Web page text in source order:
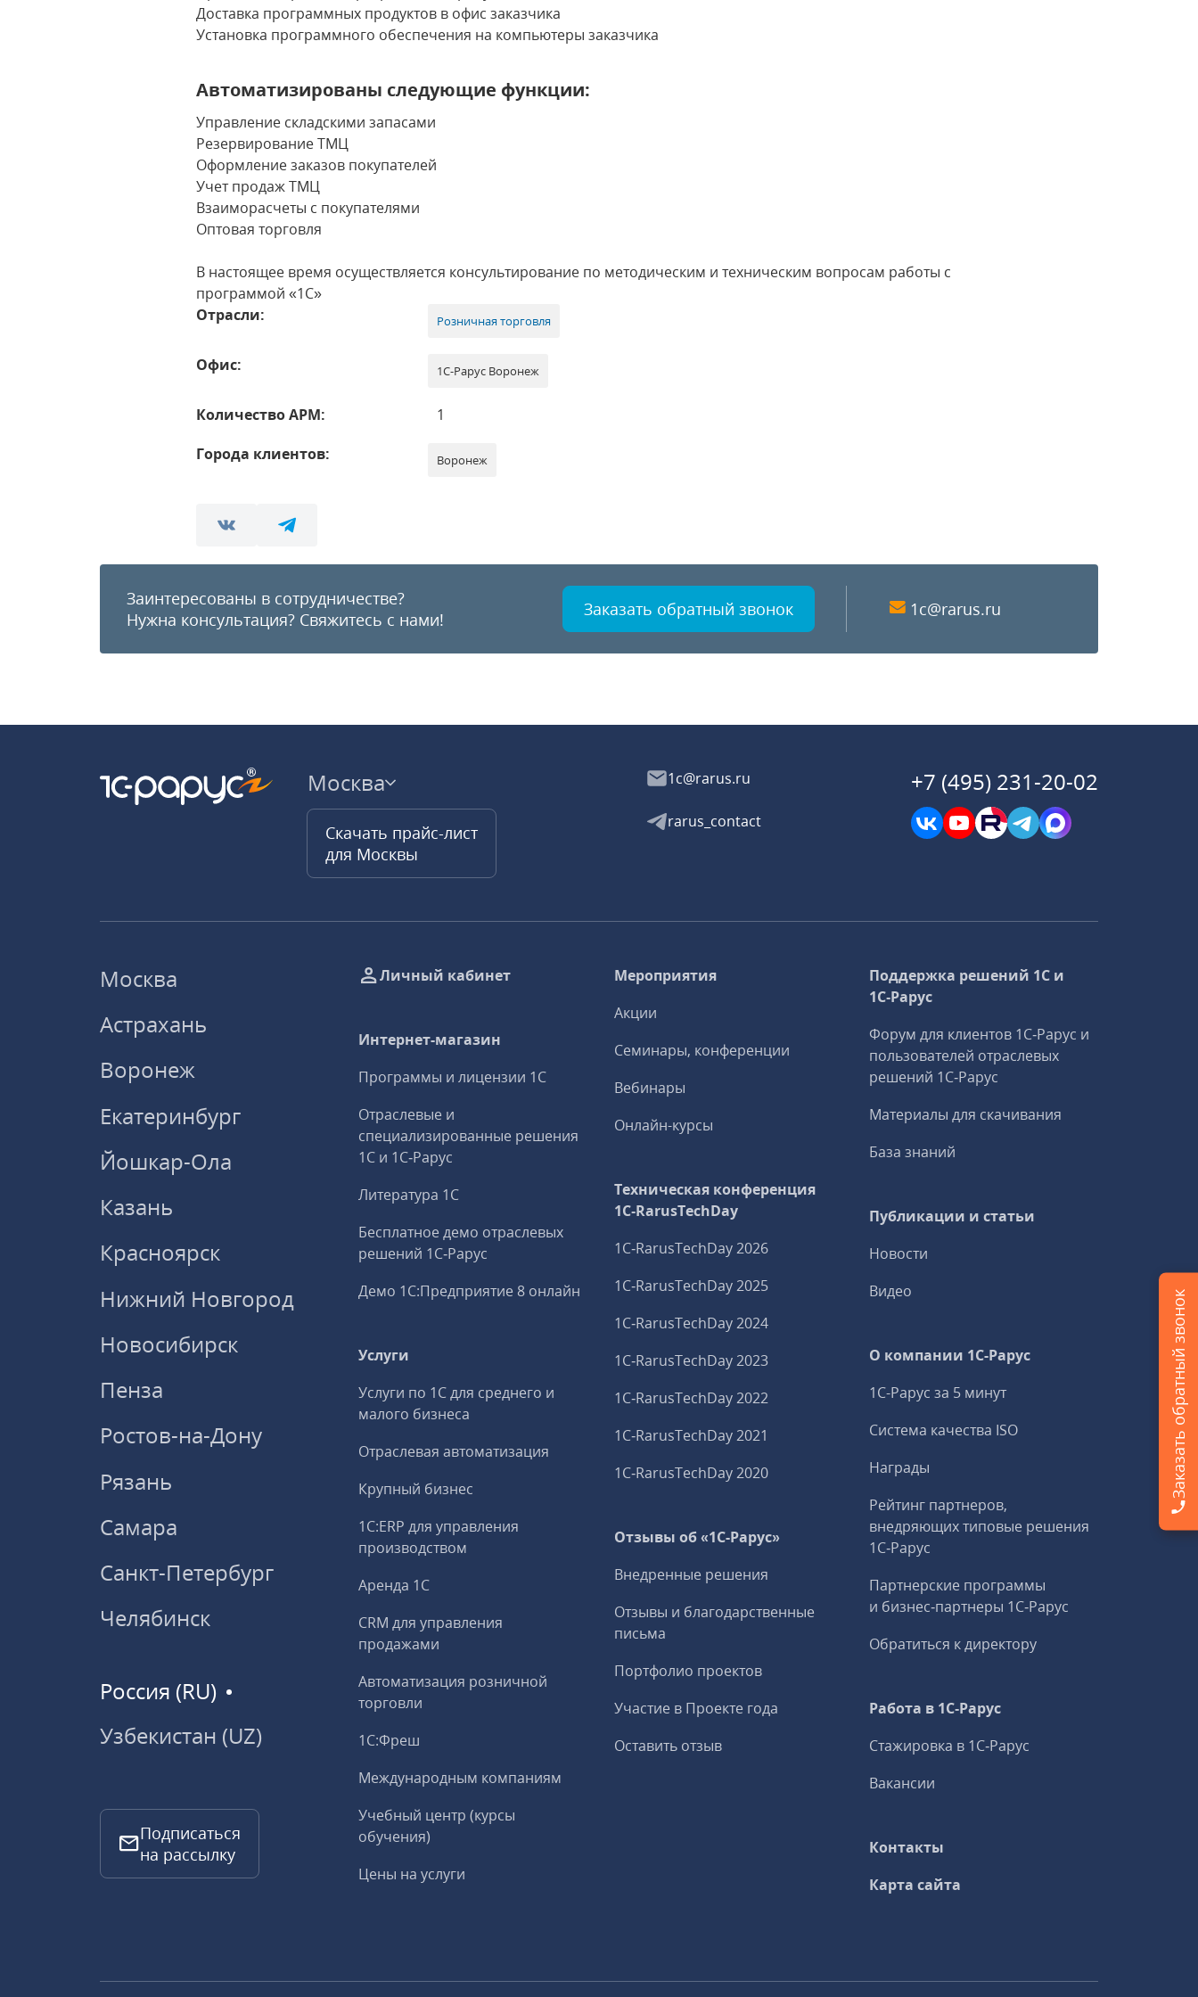
Доставка программных продуктов в офис заказчика
Установка программного обеспечения на компьютеры заказчика
Автоматизированы следующие функции:
Управление складскими запасами
Резервирование ТМЦ
Оформление заказов покупателей
Учет продаж ТМЦ
Взаиморасчеты с покупателями
Оптовая торговля
В настоящее время осуществляется консультирование по методическим и техническим вопросам работы с
программой «1С»
Отрасли:
Розничная торговля
Офис: 1С-Рарус Воронеж
Количество АРМ:
1
Города клиентов:
Воронеж
Заинтересованы в сотрудничестве?
Нужна консультация? Свяжитесь с нами! Заказать обратный звонок 1c@rarus.ru
Москва
Скачать прайс-лист
для Москвы
1c@rarus.ru
rarus_contact
+7 (495) 231-20-02
Москва
Астрахань
Воронеж
Екатеринбург
Йошкар-Ола
Казань
Красноярск
Нижний Новгород
Новосибирск
Пенза
Ростов-на-Дону
Рязань
Самара
Санкт-Петербург
Челябинск
Россия (RU)
Узбекистан (UZ)
Подписаться
на рассылку
Личный кабинет
Интернет-магазин
Программы и лицензии 1С
Отраслевые и
специализированные решения
1С и 1С‑Рарус
Литература 1С
Бесплатное демо отраслевых
решений 1С‑Рарус
Демо 1С:Предприятие 8 онлайн
Услуги
Услуги по 1С для среднего и
малого бизнеса
Отраслевая автоматизация
Крупный бизнес
1С:ERP для управления
производством
Аренда 1С
CRM для управления
продажами
Автоматизация розничной
торговли
1С:Фреш
Международным компаниям
Учебный центр (курсы
обучения)
Цены на услуги
Мероприятия
Акции
Семинары, конференции
Вебинары
Онлайн-курсы
Техническая конференция
1C‑RarusTechDay
1C‑RarusTechDay 2026
1C‑RarusTechDay 2025
1C‑RarusTechDay 2024
1C‑RarusTechDay 2023
1C‑RarusTechDay 2022
1C‑RarusTechDay 2021
1C‑RarusTechDay 2020
Отзывы об «1С-Рарус»
Внедренные решения
Отзывы и благодарственные
письма
Портфолио проектов
Участие в Проекте года
Оставить отзыв
Поддержка решений 1С и
1С‑Рарус
Форум для клиентов 1С‑Рарус и
пользователей отраслевых
решений 1С‑Рарус
Материалы для скачивания
База знаний
Публикации и статьи
Новости
Видео
О компании 1C-Рарус
1С-Рарус за 5 минут
Система качества ISO
Награды
Рейтинг партнеров,
внедряющих типовые решения
1С‑Рарус
Партнерские программы
и бизнес‑партнеры 1С‑Рарус
Обратиться к директору
Работа в 1С‑Рарус
Стажировка в 1С‑Рарус
Вакансии
Контакты
Карта сайта
Заказать обратный звонок